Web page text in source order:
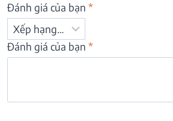
Đánh giá của bạn *
Đánh giá của bạn *